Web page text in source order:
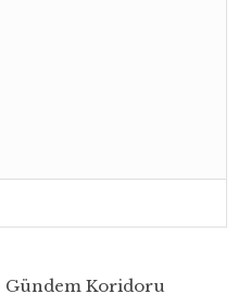
Gündem Koridoru